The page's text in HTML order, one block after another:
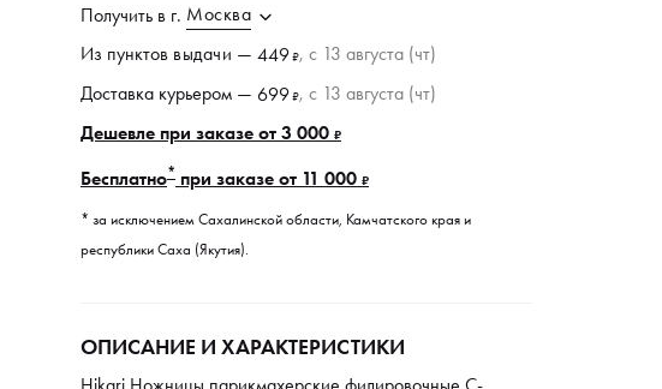
Получить в г. Москва
Из пунктов выдачи —449₽, c 13 августа (чт)
Доставка курьером —699₽, c 13 августа (чт)
Дешевле при заказе от 3 000₽
Бесплатно* при заказе от 11 000₽
* за исключением Сахалинской области, Камчатского края и
республики Саха (Якутия).
ОПИСАНИЕ И ХАРАКТЕРИСТИКИ